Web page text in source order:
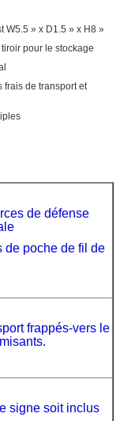
W5.5 » x D1.5 » x H8 »
pour le stockage
frais de transport et
de défense
de poche de fil de
frappés-vers le
signe soit inclus